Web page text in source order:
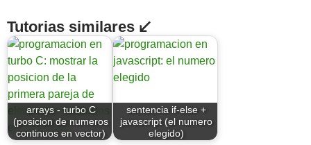
Tutorias similares ↙
arrays - turbo C
(posicion de numeros
continuos en vector)
sentencia if-else +
javascript (el numero
elegido)